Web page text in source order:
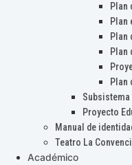
Plan
Plan
Plan
Plan
Plan
Subsistema
Proyecto
Manual de
Teatro La
Académico